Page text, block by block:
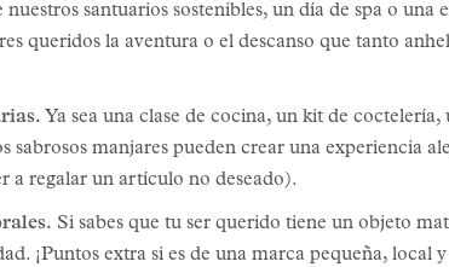
nuestros santuarios sostenibles, un día de spa o
queridos la aventura o el descanso que tanto
Ya sea una clase de cocina, un kit de
sabrosos manjares pueden crear una experiencia
a regalar un artículo no deseado).
Si sabes que tu ser querido tiene un objeto
¡Puntos extra si es de una marca pequeña, local